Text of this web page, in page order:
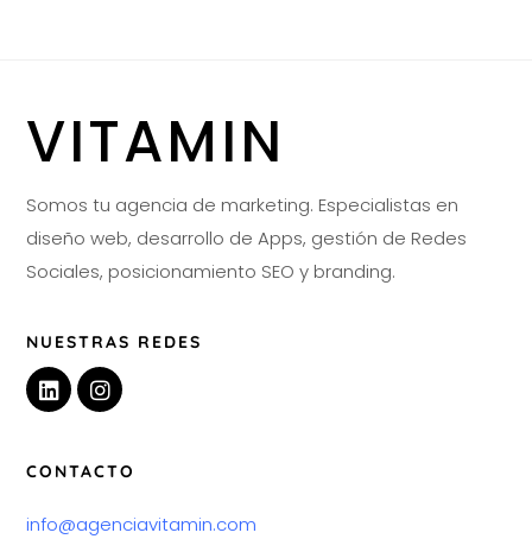
VITAMIN
Somos tu agencia de marketing. Especialistas en
diseño web, desarrollo de Apps, gestión de Redes
Sociales, posicionamiento SEO y branding.
NUESTRAS REDES
CONTACTO
info@agenciavitamin.com